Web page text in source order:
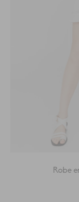
Robe